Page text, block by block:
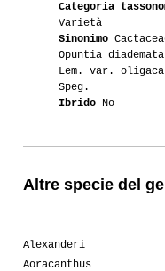
Categoria
Varietà
Sinonimo
Opuntia diademata
Lem. var.
Speg.
Ibrido No
Altre specie del
Alexanderi
Aoracanthus